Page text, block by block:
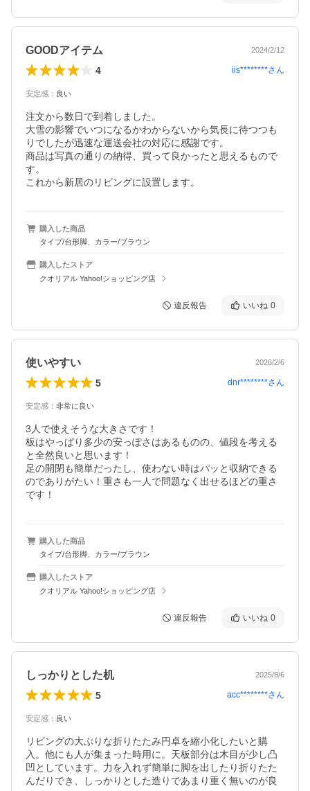
GOODアイテム 2024/2/12
4 iis********さん
安定感 ： 良い
注文から数日で到着しました。
大雪の影響でいつになるかわからないから気長に待つつも
りでしたが迅速な運送会社の対応に感謝です。
商品は写真の通りの納得、買って良かったと思えるもので
す。
これから新居のリビングに設置します。
購入した商品
タイプ/台形脚、カラー/ブラウン
購入したストア
クオリアル Yahoo!ショッピング店
違反報告 いいね 0
使いやすい 2026/2/6
5 dnr********さん
安定感 ： 非常に良い
3人で使えそうな大きさです！
板はやっぱり多少の安っぽさはあるものの、値段を考える
と全然良いと思います！
足の開閉も簡単だったし、使わない時はパッと収納できる
のでありがたい！重さも一人で問題なく出せるほどの重さ
です！
購入した商品
タイプ/台形脚、カラー/ブラウン
購入したストア
クオリアル Yahoo!ショッピング店
違反報告 いいね 0
しっかりとした机 2025/8/6
5 acc********さん
安定感 ： 良い
リビングの大ぶりな折りたたみ円卓を縮小化したいと購
入。他にも人が集まった時用に。天板部分は木目が少し凸
凹としています。力を入れず簡単に脚を出したり折りたた
んだりでき、しっかりとした造りであまり重く無いのが良